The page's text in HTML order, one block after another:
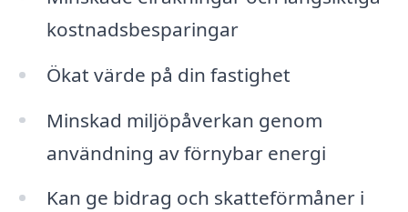
kostnadsbesparingar
Ökat värde på din fastighet
Minskad miljöpåverkan genom
användning av förnybar energi
Kan ge bidrag och skatteförmåner i